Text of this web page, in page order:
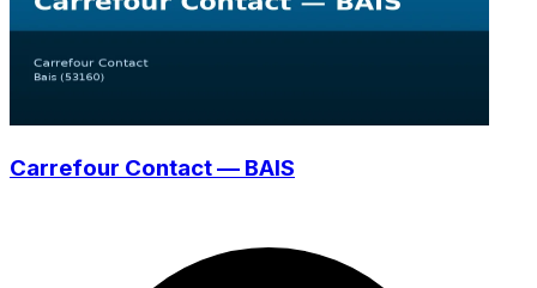
Carrefour Contact — BAIS